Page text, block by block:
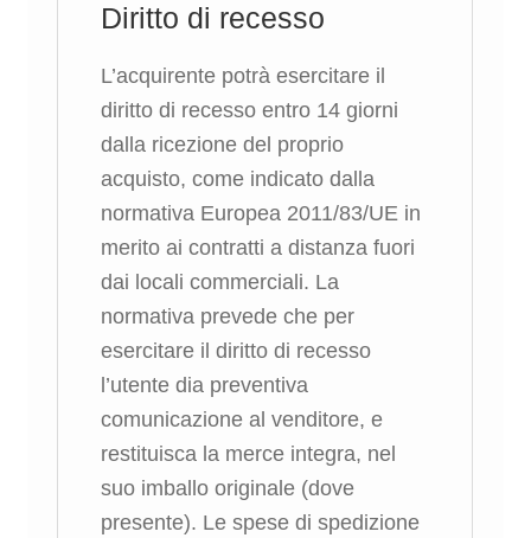
Diritto di recesso
L’acquirente potrà esercitare il
diritto di recesso entro 14 giorni
dalla ricezione del proprio
acquisto, come indicato dalla
normativa Europea 2011/83/UE in
merito ai contratti a distanza fuori
dai locali commerciali. La
normativa prevede che per
esercitare il diritto di recesso
l’utente dia preventiva
comunicazione al venditore, e
restituisca la merce integra, nel
suo imballo originale (dove
presente). Le spese di spedizione